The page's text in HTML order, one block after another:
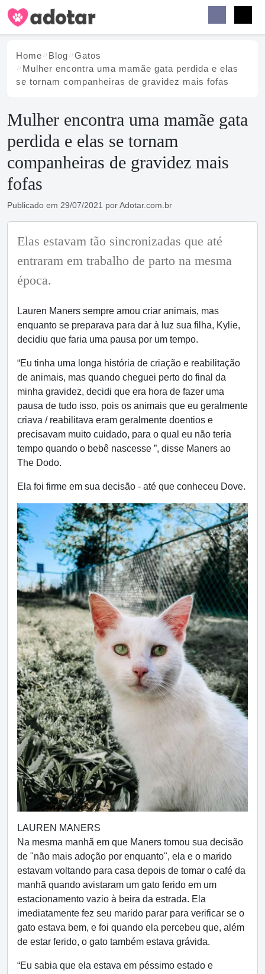
Home Blog
Gatos
Mulher encontra uma mamãe gata perdida e elas
se tornam companheiras de gravidez mais fofas
Mulher encontra uma mamãe gata
perdida e elas se tornam
companheiras de gravidez mais
fofas
Publicado em 29/07/2021 porAdotar.com.br
Elas estavam tão sincronizadas que até
entraram em trabalho de parto na mesma
época.
Lauren Maners sempre amou criar animais, mas
enquanto se preparava para dar à luz sua filha, Kylie,
decidiu que faria uma pausa por um tempo.
“Eu tinha uma longa história de criação e reabilitação
de animais, mas quando cheguei perto do final da
minha gravidez, decidi que era hora de fazer uma
pausa de tudo isso, pois os animais que eu geralmente
criava / reabilitava eram geralmente doentios e
precisavam muito cuidado, para o qual eu não teria
tempo quando o bebê nascesse ”, disse Maners ao
The Dodo.
Ela foi firme em sua decisão - até que conheceu Dove.
LAUREN MANERS
Na mesma manhã em que Maners tomou sua decisão
de "não mais adoção por enquanto", ela e o marido
estavam voltando para casa depois de tomar o café da
manhã quando avistaram um gato ferido em um
estacionamento vazio à beira da estrada. Ela
imediatamente fez seu marido parar para verificar se o
gato estava bem, e foi quando ela percebeu que, além
de estar ferido, o gato também estava grávida.
“Eu sabia que ela estava em péssimo estado e